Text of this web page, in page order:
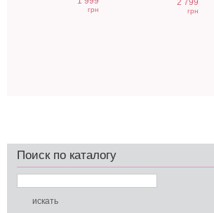
грн грн
Поиск по каталогу